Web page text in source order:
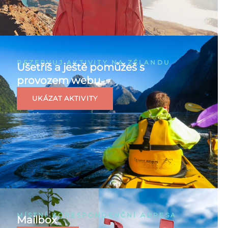
REZERVUJ AKTIVITY NA ZÉLANDU
Ušetříš a ještě pomůžeš s
provozem webu
UKÁZAT AKTIVITY
MÍSTNÍ KORESPONDENČNÍ ADRESA
Mailbox